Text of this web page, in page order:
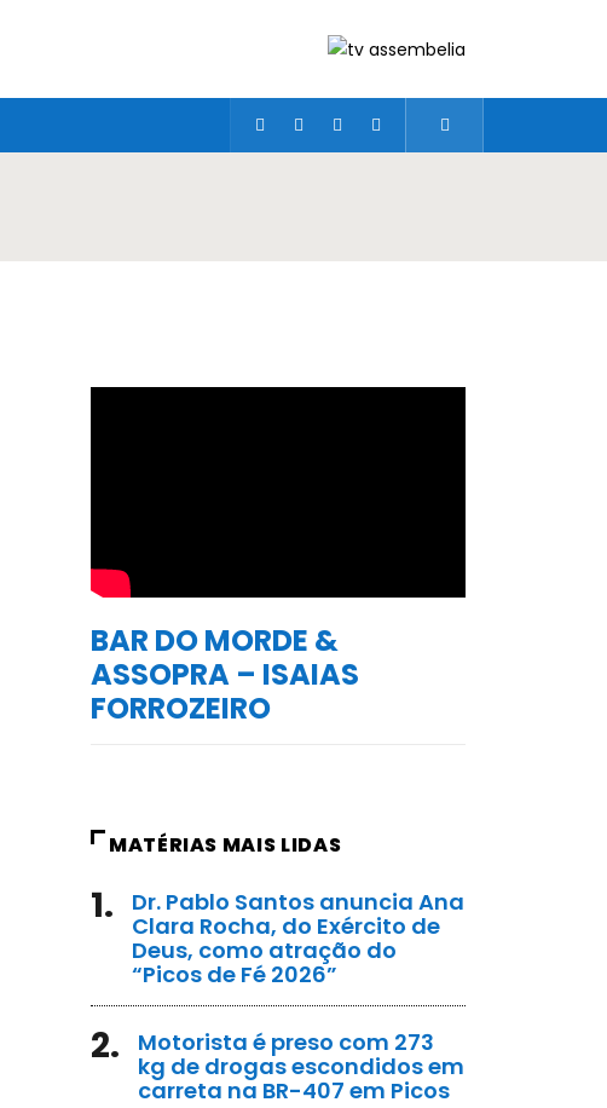
BAR DO MORDE &
ASSOPRA – ISAIAS
FORROZEIRO
MATÉRIAS MAIS LIDAS
1.
Dr. Pablo Santos anuncia Ana
Clara Rocha, do Exército de
Deus, como atração do
“Picos de Fé 2026”
2.
Motorista é preso com 273
kg de drogas escondidos em
carreta na BR-407 em Picos